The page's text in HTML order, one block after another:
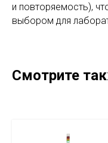
и повторяемость),
выбором для
Смотрите